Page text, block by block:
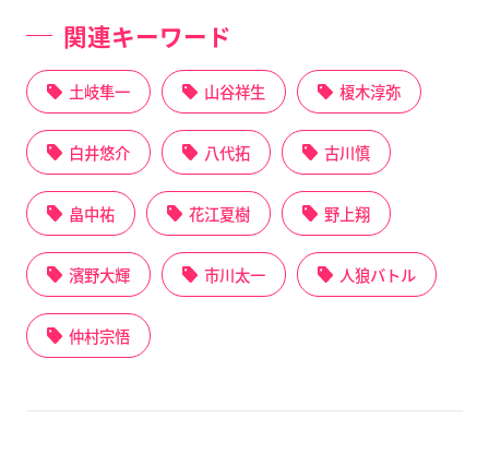
関連キーワード
土岐隼一 山谷祥生 榎木淳弥
白井悠介 八代拓 古川慎
畠中祐 花江夏樹 野上翔
濱野大輝 市川太一 人狼バトル
仲村宗悟